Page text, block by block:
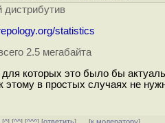
дистрибутив
statistics
2.5 мегабайта
которых это было бы
этому в простых случаях не